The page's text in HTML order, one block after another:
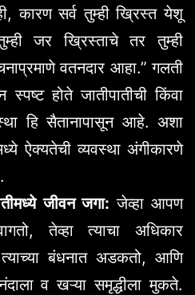
कारण सर्व तुम्ही ख्रिस्त येशू
जर ख्रिस्ताचे तर तुम्ही
वतनदार आहा.” गलती
होते जातीपातीची किंवा
हि सैतानापासून आहे. अशा
ऐक्यतेची व्यवस्था अंगीकारणे
जीवन जगा:जेव्हा आपण
तेव्हा त्याचा अधिकार
बंधनात अडकतो, आणि
व खऱ्या समृद्धीला मुकते.